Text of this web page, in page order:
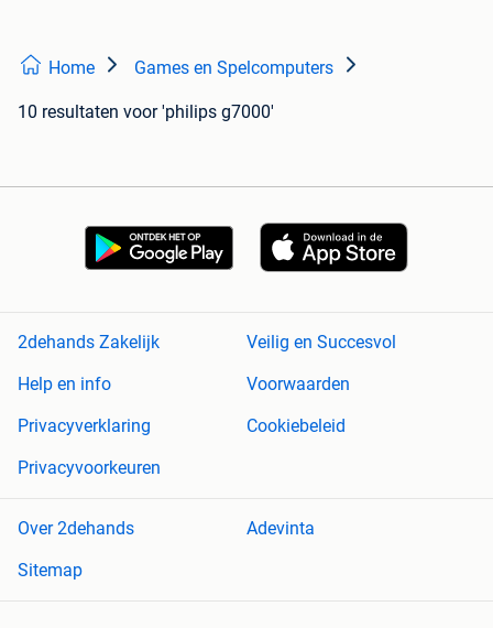
Home Games en Spelcomputers
10 resultaten voor 'philips g7000'
2dehands Zakelijk
Veilig en Succesvol
Help en info
Voorwaarden
Privacyverklaring
Cookiebeleid
Privacyvoorkeuren
Over 2dehands
Adevinta
Sitemap